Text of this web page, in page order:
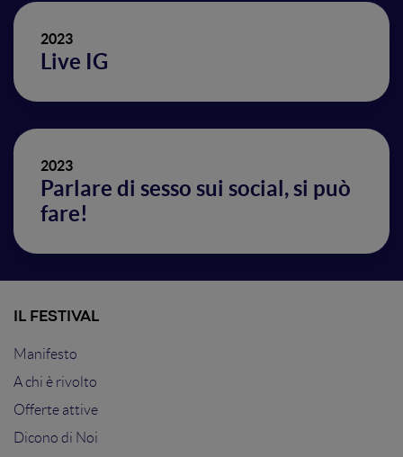
2023
Live IG
2023
Parlare di sesso sui social, si può
fare!
IL FESTIVAL
Manifesto
A chi è rivolto
Offerte attive
Dicono di Noi